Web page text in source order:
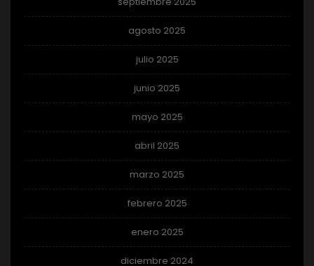
agosto 2025
julio 2025
junio 2025
mayo 2025
abril 2025
marzo 2025
febrero 2025
enero 2025
diciembre 2024